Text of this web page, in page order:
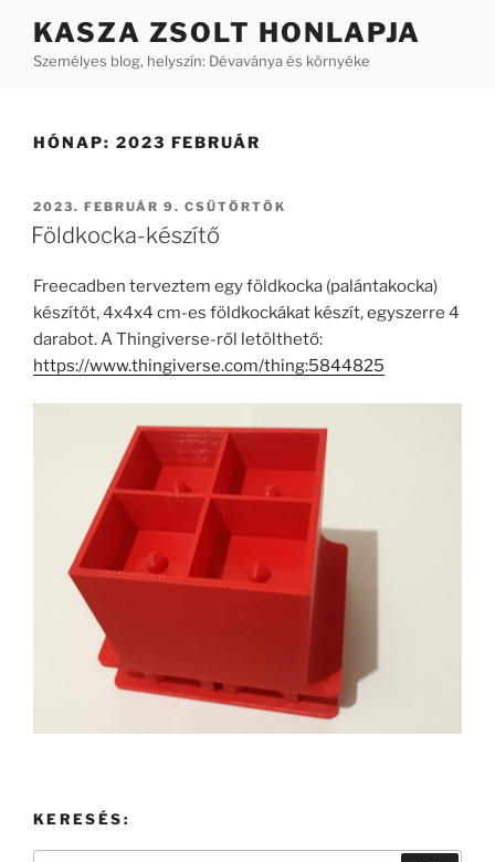
KASZA ZSOLT HONLAPJA
Személyes blog, helyszín: Dévaványa és környéke
HÓNAP: 2023 FEBRUÁR
BEKÜLDVE:
2023. FEBRUÁR 9. CSÜTÖRTÖK
Földkocka-készítő
Freecadben terveztem egy földkocka (palántakocka)
készítőt, 4x4x4 cm-es földkockákat készít, egyszerre 4
darabot. A Thingiverse-ről letölthető:
https://www.thingiverse.com/thing:5844825
KERESÉS: